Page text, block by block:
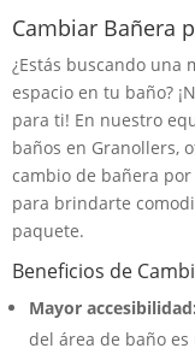
Cambiar Bañera
¿Estás buscando una
espacio en tu baño?
para ti! En nuestro
baños en Granollers,
cambio de bañera
para brindarte
paquete.
Beneficios de
Mayor accesibilidad:
del área de baño